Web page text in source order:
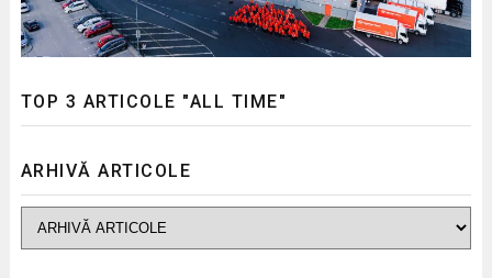
TOP 3 ARTICOLE "ALL TIME"
ARHIVĂ ARTICOLE